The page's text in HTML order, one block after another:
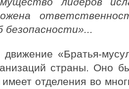
безопасности»...
«Братья-
страны. Оно
имеет отделения во